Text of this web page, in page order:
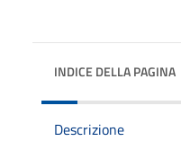
INDICE DELLA PAGINA
Descrizione